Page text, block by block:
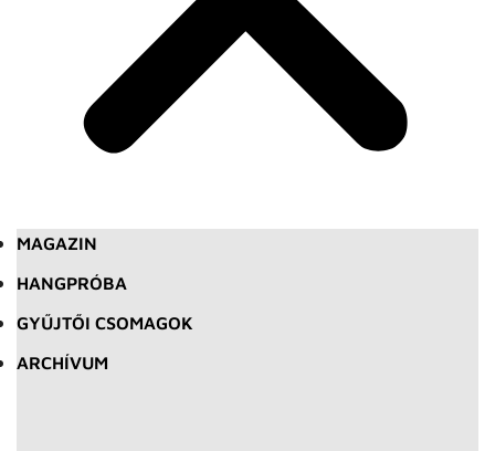
MAGAZIN
HANGPRÓBA
GYŰJTŐI CSOMAGOK
ARCHÍVUM